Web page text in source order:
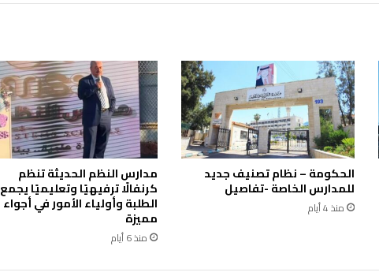
ل
م
ر
ك
ا
ل
م
ر
ك
الحكومة – نظام تصنيف جديد
للمدارس الخاصة -تفاصيل
منذ 4 أيام
مدارس النظم الحديثة تنظم
كرنفالًا ترفيهيًا وتعليميًا يجمع
الطلبة وأولياء الأمور في أجواء
مميزة
منذ 6 أيام